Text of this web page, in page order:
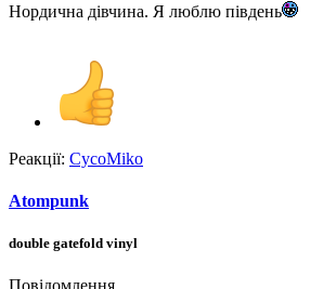
Нордична дівчина. Я люблю південь
Реакції: CycoMiko
Atompunk
double gatefold vinyl